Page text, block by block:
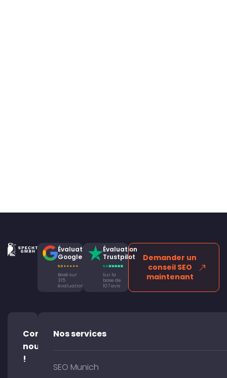
Évaluation
Google
Basé sur
315
évaluations
Évaluation
Trustpilot
Sur la
base de
107 avis
Demander un
conseil SEO
maintenant
Contacte-
nous
!
Nos services
SEO Munich